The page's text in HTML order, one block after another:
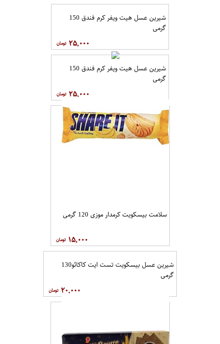
شیرین عسل هیت ویفر کرم فندق 150
گرمی
۲۵,۰۰۰
شیرین عسل هیت ویفر کرم فندق 150
گرمی
۲۵,۰۰۰
سلامت بیسکویت کرمدار موزی 120 گرمی
۱۵,۰۰۰
شیرین عسل بیسکویت تست ایت کاکائو130
گرمی
۲۰,۰۰۰